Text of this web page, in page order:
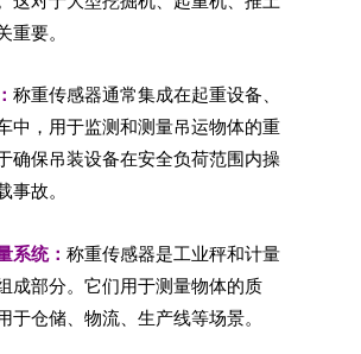
重要。
称重传感器通常集成在起重设备、
中，用于监测和测量吊运物体的重
确保吊装设备在安全负荷范围内操
事故。
系统： 称重传感器是工业秤和计量
成部分。它们用于测量物体的质
于仓储、物流、生产线等场景。